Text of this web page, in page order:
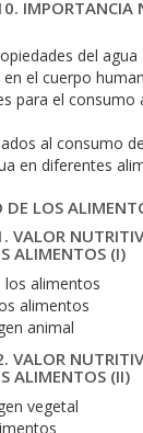
IMPORTANCIA
del agua
en el cuerpo
para el consumo
al consumo
en diferentes
LOS
VALOR
ALIMENTOS (I)
los alimentos
alimentos
animal
VALOR
ALIMENTOS (II)
vegetal